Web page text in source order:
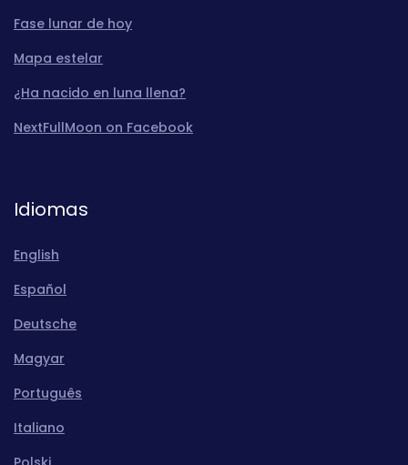
Fase lunar de hoy
Mapa estelar
¿Ha nacido en luna llena?
NextFullMoon on Facebook
Idiomas
English
Español
Deutsche
Magyar
Português
Italiano